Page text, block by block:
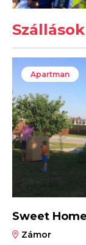
Szállások
Apartman
Sweet
Zámor